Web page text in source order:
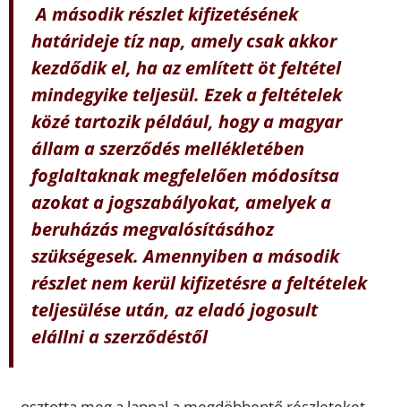
A második részlet kifizetésének
határideje tíz nap, amely csak akkor
kezdődik el, ha az említett öt feltétel
mindegyike teljesül. Ezek a feltételek
közé tartozik például, hogy a magyar
állam a szerződés mellékletében
foglaltaknak megfelelően módosítsa
azokat a jogszabályokat, amelyek a
beruházás megvalósításához
szükségesek. Amennyiben a második
részlet nem kerül kifizetésre a feltételek
teljesülése után, az eladó jogosult
elállni a szerződéstől